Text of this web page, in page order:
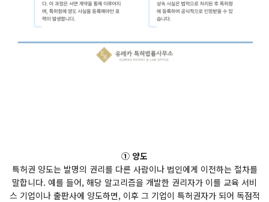
① 양도
특허권 양도는 발명의 권리를 다른 사람이나 법인에게 이전하는 절차를
말합니다. 예를 들어, 해당 알고리즘을 개발한 권리자가 이를 교육 서비
스 기업이나 출판사에 양도하면, 이후 그 기업이 특허권자가 되어 독점적